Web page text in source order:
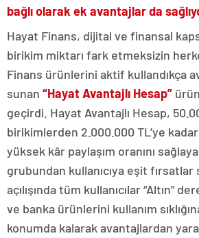
bağlı olarak ek avantajlar da
Hayat Finans, dijital ve finansal
birikim miktarı fark etmeksizin
Finans ürünlerini aktif kullandıkça
sunan “Hayat Avantajlı Hesap”
geçirdi. Hayat Avantajlı Hesap,
birikimlerden 2.000.000 TL’ye
yüksek kâr paylaşım oranını
grubundan kullanıcıya eşit
açılışında tüm kullanıcılar “Altın”
ve banka ürünlerini kullanım
konumda kalarak avantajlardan